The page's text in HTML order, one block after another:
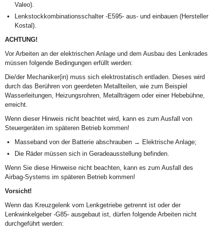
Valeo).
Lenkstockkombinationsschalter -E595- aus- und einbauen (Hersteller
Kostal).
ACHTUNG!
Vor Arbeiten an der elektrischen Anlage und dem Ausbau des Lenkrades
müssen folgende Bedingungen erfüllt werden:
Die/der Mechaniker(in) muss sich elektrostatisch entladen. Dieses wird
durch das Berühren von geerdeten Metallteilen, wie zum Beispiel
Wasserleitungen, Heizungsrohren, Metallträgern oder einer Hebebühne,
erreicht.
Wenn dieser Hinweis nicht beachtet wird, kann es zum Ausfall von
Steuergeräten im späteren Betrieb kommen!
Masseband von der Batterie abschrauben → Elektrische Anlage;
Die Räder müssen sich in Geradeausstellung befinden.
Wenn Sie diese Hinweise nicht beachten, kann es zum Ausfall des
Airbag-Systems im späteren Betrieb kommen!
Vorsicht!
Wenn das Kreuzgelenk vom Lenkgetriebe getrennt ist oder der
Lenkwinkelgeber -G85- ausgebaut ist, dürfen folgende Arbeiten nicht
durchgeführt werden: